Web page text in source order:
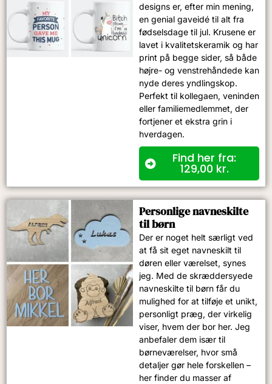
designs er, efter min mening,
en genial gaveidé til alt fra
fødselsdage til jul. Krusene er
lavet i kvalitetskeramik og har
print på begge sider, så både
højre- og venstrehåndede kan
nyde deres yndlingskop.
Perfekt til kollegaen, veninden
eller familiemedlemmet, der
fortjener et ekstra grin i
hverdagen.
Find her fra:
129,00 kr.
Personlige navneskilte
til børn
Der er noget helt særligt ved
at få sit eget navneskilt til
døren eller værelset, synes
jeg. Med de skræddersyede
navneskilte til børn får du
mulighed for at tilføje et unikt,
personligt præg, der virkelig
viser, hvem der bor her. Jeg
anbefaler dem især til
børneværelser, hvor små
detaljer gør hele forskellen –
her finder du masser af